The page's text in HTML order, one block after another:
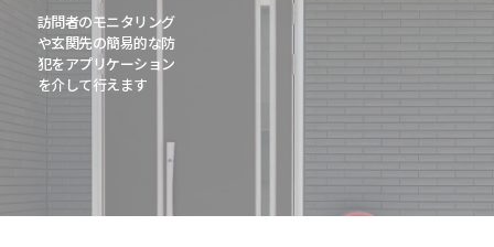
訪問者のモニタリング
や玄関先の簡易的な防
犯をアプリケーション
を介して行えます
屋外対応構造と赤外線
LEDの搭載でガレージ
への簡易的な防犯対策
としても使用できます